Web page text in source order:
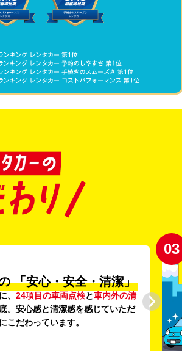
「安心・安全・清潔」
、 24項目の車両点検と車内外の清
。安心感と清潔感を感じていただ
こだわっています。
03